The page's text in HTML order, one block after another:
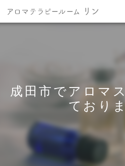
成田市でアロマ
ており